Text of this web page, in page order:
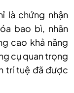
là chứng nhận
bao bì, nhãn
cao khả năng
cụ quan trọng
trí tuệ đã được